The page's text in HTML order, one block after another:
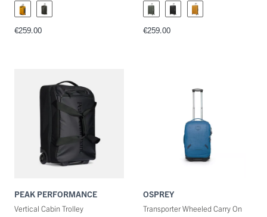
€259.00 €259.00
PEAK PERFORMANCE
Vertical Cabin Trolley
OSPREY
Transporter Wheeled Carry On